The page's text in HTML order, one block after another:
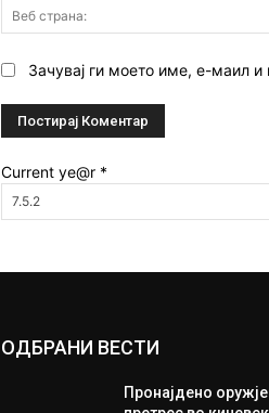
Зачувај ги моето име, е-маил и
Current ye@r *
ОДБРАНИ ВЕСТИ
Пронајдено